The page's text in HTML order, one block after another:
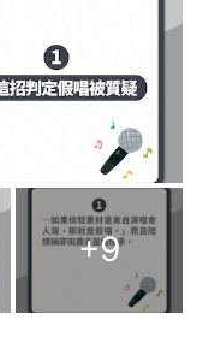
+9